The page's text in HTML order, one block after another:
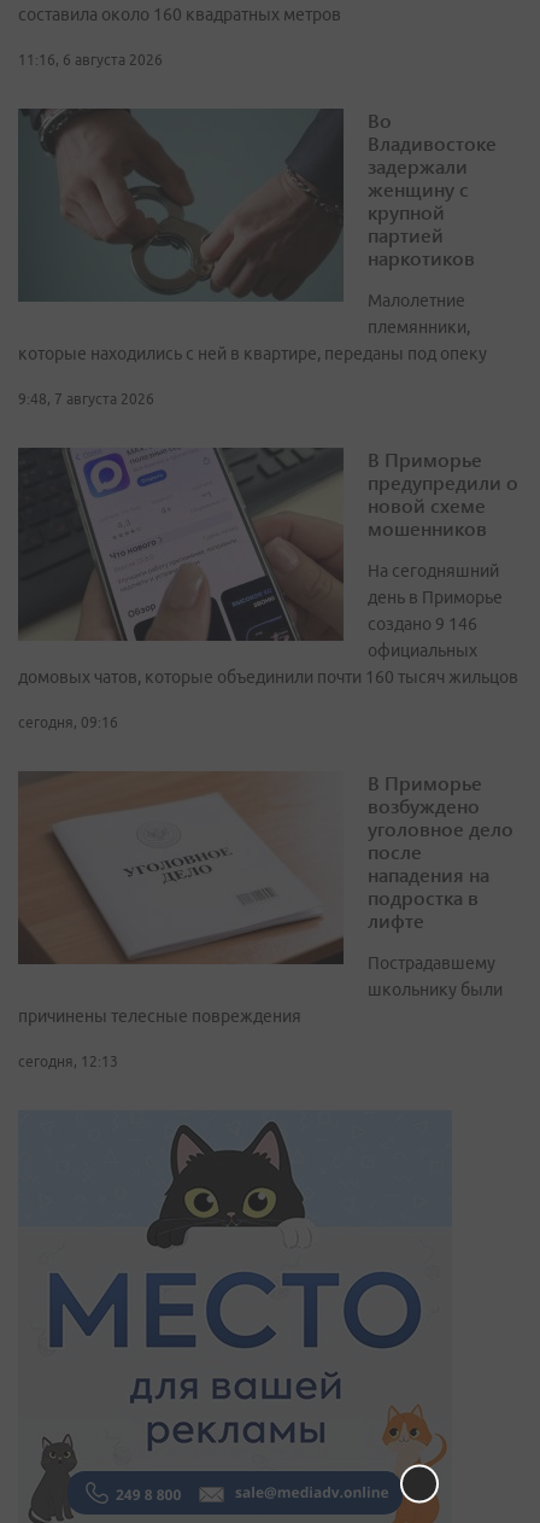
составила около 160 квадратных метров
11:16, 6 августа 2026
Во
Владивостоке
задержали
женщину с
крупной
партией
наркотиков
Малолетние
племянники,
которые находились с ней в квартире, переданы под опеку
9:48, 7 августа 2026
В Приморье
предупредили о
новой схеме
мошенников
На сегодняшний
день в Приморье
создано 9 146
официальных
домовых чатов, которые объединили почти 160 тысяч жильцов
сегодня, 09:16
В Приморье
возбуждено
уголовное дело
после
нападения на
подростка в
лифте
Пострадавшему
школьнику были
причинены телесные повреждения
сегодня, 12:13